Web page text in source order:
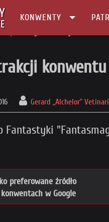
KONWENTY
Gerard „Alchelor” Vetinari
Fantastyki
preferowane źródło
w Google